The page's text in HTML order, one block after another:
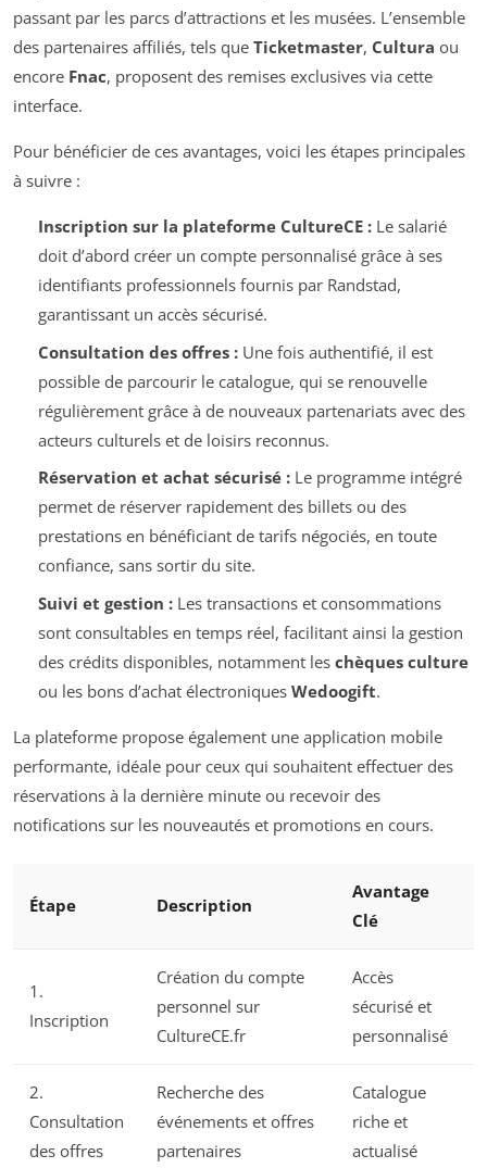
passant par les parcs d’attractions et les musées. L’ensemble
des partenaires affiliés, tels que Ticketmaster, Cultura ou
encore Fnac, proposent des remises exclusives via cette
interface.
Pour bénéficier de ces avantages, voici les étapes principales
à suivre :
Inscription sur la plateforme CultureCE :Le salarié
doit d’abord créer un compte personnalisé grâce à ses
identifiants professionnels fournis par Randstad,
garantissant un accès sécurisé.
Consultation des offres :Une fois authentifié, il est
possible de parcourir le catalogue, qui se renouvelle
régulièrement grâce à de nouveaux partenariats avec des
acteurs culturels et de loisirs reconnus.
Réservation et achat sécurisé :Le programme intégré
permet de réserver rapidement des billets ou des
prestations en bénéficiant de tarifs négociés, en toute
confiance, sans sortir du site.
Suivi et gestion :Les transactions et consommations
sont consultables en temps réel, facilitant ainsi la gestion
des crédits disponibles, notamment les chèques culture
ou les bons d’achat électroniques Wedoogift.
La plateforme propose également une application mobile
performante, idéale pour ceux qui souhaitent effectuer des
réservations à la dernière minute ou recevoir des
notifications sur les nouveautés et promotions en cours.
Étape Description
Avantage
Clé
1.
Inscription
Création du compte
personnel sur
CultureCE.fr
Accès
sécurisé et
personnalisé
2.
Consultation
des offres
Recherche des
événements et offres
partenaires
Catalogue
riche et
actualisé